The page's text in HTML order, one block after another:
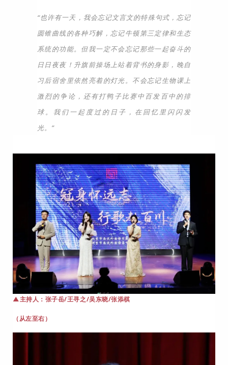
“也许有一天，我会忘记文言文的特殊句式，忘记
圆锥曲线的各种巧解，忘记牛顿第三定律和生态
系统的功能。但我一定不会忘记那些一起奋斗的
日日夜夜！升旗前操场上站着背书的身影，晚自
习后宿舍里依然亮着的灯光。不会忘记生物课上
激烈的争论，还有打鸭子比赛中百发百中的排
球。我们一起度过的日子，在回忆里闪闪发
光。”
▲主持人： 张子岳/王寻之/吴东晓/张添棋
（从左至右）